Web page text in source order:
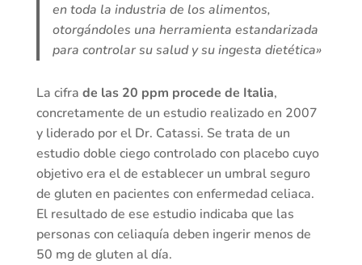
en toda la industria de los alimentos,
otorgándoles una herramienta estandarizada
para controlar su salud y su ingesta dietética»
La cifra de las 20 ppm procede de Italia,
concretamente de un estudio realizado en 2007
y liderado por el Dr. Catassi. Se trata de un
estudio doble ciego controlado con placebo cuyo
objetivo era el de establecer un umbral seguro
de gluten en pacientes con enfermedad celiaca.
El resultado de ese estudio indicaba que las
personas con celiaquía deben ingerir menos de
50 mg de gluten al día.